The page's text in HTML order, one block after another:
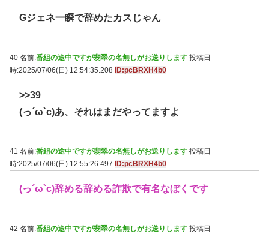
Gジェネ一瞬で辞めたカスじゃん
40 名前:番組の途中ですが翡翠の名無しがお送りします 投稿日
時:2025/07/06(日) 12:54:35.208 ID:pcBRXH4b0
>>39
(っ´ω`c)あ、それはまだやってますよ
41 名前:番組の途中ですが翡翠の名無しがお送りします 投稿日
時:2025/07/06(日) 12:55:26.497
ID:pcBRXH4b0
(っ´ω`c)辞める辞める詐欺で有名なぼくです
42 名前:番組の途中ですが翡翠の名無しがお送りします 投稿日